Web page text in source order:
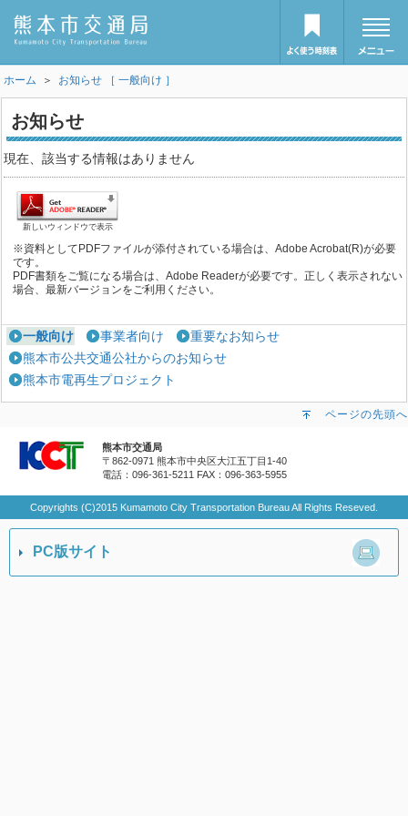
ホーム ＞ お知らせ ［ 一般向け ］
お知らせ
現在、該当する情報はありません
新しいウィンドウで表示
※資料としてPDFファイルが添付されている場合は、Adobe Acrobat(R)が必要
です。
PDF書類をご覧になる場合は、Adobe Readerが必要です。正しく表示されない
場合、最新バージョンをご利用ください。
一般向け 事業者向け
重要なお知らせ
熊本市公共交通公社からのお知らせ
熊本市電再生プロジェクト
ページの先頭へ
熊本市交通局
〒862-0971 熊本市中央区大江五丁目1-40
電話：096-361-5211 FAX：096-363-5955
Copyrights (C)2015 Kumamoto City Transportation Bureau All Rights Reseved.
PC版サイト